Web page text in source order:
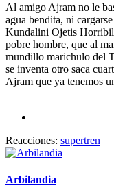
Al amigo Ajram no le
agua bendita, ni
Kundalini Ojetis
pobre hombre, que al
mundillo marichulo del
se inventa otro saca
Ajram que ya tenemos
Reacciones: supertren
Arbilandia